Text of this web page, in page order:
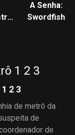
A Senha:
Swordfish
1 2 3
2 3
de metrô da
de
de